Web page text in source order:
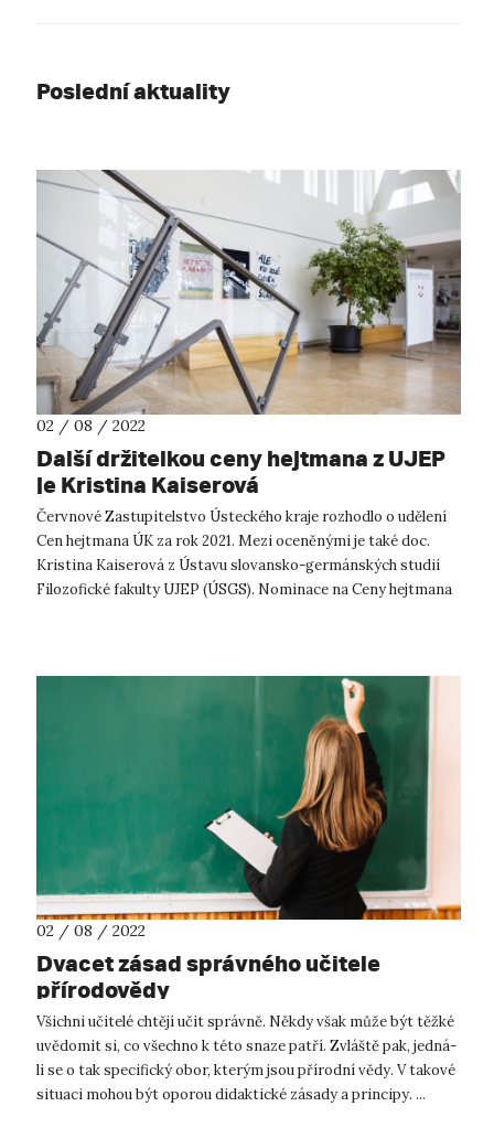
Poslední aktuality
02 / 08 / 2022
Další držitelkou ceny hejtmana z UJEP
je Kristina Kaiserová
Červnové Zastupitelstvo Ústeckého kraje rozhodlo o udělení
Cen hejtmana ÚK za rok 2021. Mezi oceněnými je také doc.
Kristina Kaiserová z Ústavu slovansko-germánských studií
Filozofické fakulty UJEP (ÚSGS). Nominace na Ceny hejtmana
02 / 08 / 2022
Dvacet zásad správného učitele
přírodovědy
Všichni učitelé chtějí učit správně. Někdy však může být těžké
uvědomit si, co všechno k této snaze patří. Zvláště pak, jedná-
li se o tak specifický obor, kterým jsou přírodní vědy. V takové
situaci mohou být oporou didaktické zásady a principy. ...